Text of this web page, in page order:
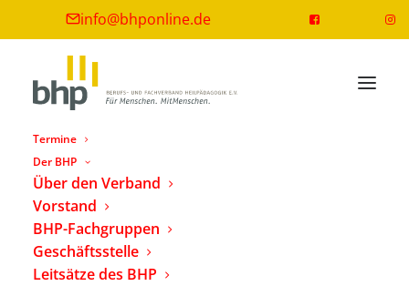
info@bhponline.de
Termine
Der BHP
Über den Verband
Vorstand
BHP-Fachgruppen
Geschäftsstelle
Leitsätze des BHP